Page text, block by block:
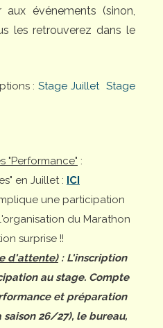
événements (sinon,
les retrouverez dans le
:Stage Juillet Stage
"Performance" :
en Juillet : ICI
une participation
du Marathon
surprise !!
d'attente): L'inscription
au stage. Compte
et préparation
26/27), le bureau,